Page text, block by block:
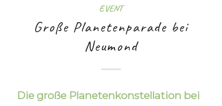
EVENT
Große Planetenparade bei
Neumond
Die große Planetenkonstellation bei